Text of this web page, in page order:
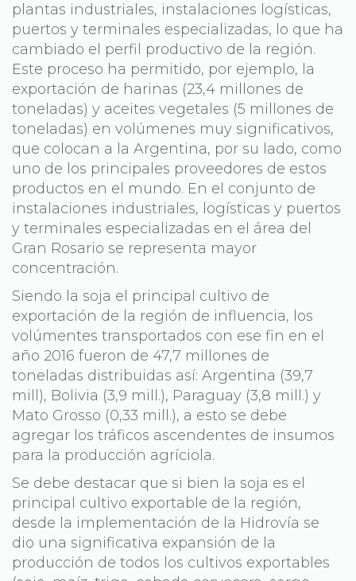
plantas industriales, instalaciones logísticas,
puertos y terminales especializadas, lo que ha
cambiado el perfil productivo de la región.
Este proceso ha permitido, por ejemplo, la
exportación de harinas (23,4 millones de
toneladas) y aceites vegetales (5 millones de
toneladas) en volúmenes muy significativos,
que colocan a la Argentina, por su lado, como
uno de los principales proveedores de estos
productos en el mundo. En el conjunto de
instalaciones industriales, logísticas y puertos
y terminales especializadas en el área del
Gran Rosario se representa mayor
concentración.
Siendo la soja el principal cultivo de
exportación de la región de influencia, los
volúmentes transportados con ese fin en el
año 2016 fueron de 47,7 millones de
toneladas distribuidas así: Argentina (39,7
mill), Bolivia (3,9 mill.), Paraguay (3,8 mill.) y
Mato Grosso (0,33 mill.), a esto se debe
agregar los tráficos ascendentes de insumos
para la producción agríciola.
Se debe destacar que si bien la soja es el
principal cultivo exportable de la región,
desde la implementación de la Hidrovía se
dio una significativa expansión de la
producción de todos los cultivos exportables